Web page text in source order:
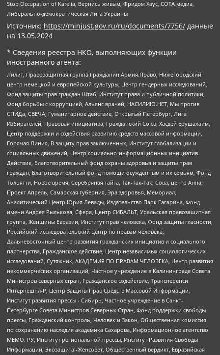
Stop Occupation of Karelia, Вернись живым, Фридом Хаус, СОТА медиа,
Либерально-демократическая Лига Украины
Источник: https://minjust.gov.ru/ru/documents/7756/ данные
на 13.05.2024
* Сведения реестра НКО, выполняющих функции
иностранного агента:
Лилит, Правозащитная группа Гражданин.Армия.Право, Нижегородский
центр немецкой и европейской культуры, Центр гендерных исследований,
Фонд защиты прав граждан Штаб, Институт права и публичной политики,
Фонд борьбы с коррупцией, Альянс врачей, НАСИЛИЮ.НЕТ, Мы против
СПИДа, СВЕЧА, Гуманитарное действие, Открытый Петербург, Лига
Избирателей, Правовая инициатива, Гражданский Союз, Хасдей Ерушалаим,
Центр поддержки и содействия развитию средств массовой информации,
Горячая Линия, В защиту прав заключенных, Институт глобализации и
социальных движений, Центр социально-информационных инициатив
Действие, Благотворительный фонд охраны здоровья и защиты прав
граждан, Благотворительный фонд помощи осужденным и их семьям, Фонд
Тольятти, Новое время, Серебряная тайга, Так-Так-Так, Сова, центр Анна,
Проект Апрель, Самарская губерния, Эра здоровья, Мемориал,
Аналитический Центр Юрия Левады, Издательство Парк Гагарина, Фонд
имени Андрея Рылькова, Сфера, Центр СИБАЛЬТ, Уральская правозащитная
группа, Женщины Евразии, Институт прав человека, Фонд защиты гласности,
Российский исследовательский центр по правам человека,
Дальневосточный центр развития гражданских инициатив и социального
партнерства, Гражданское действие, Центр независимых социологических
исследований, Сутяжник, АКАДЕМИЯ ПО ПРАВАМ ЧЕЛОВЕКА, Центр развития
некоммерческих организаций, Частное учреждение в Калининграде Совета
Министров северных стран, Гражданское содействие, Трансперенси
Интернешнл-Р, Центр Защиты Прав Средств Массовой Информации,
Институт развития прессы - Сибирь, Частное учреждение в Санкт-
Петербурге Совета Министров Северных Стран, Фонд поддержки свободы
прессы, Гражданский контроль, Человек и Закон, Общественная комиссия
по сохранению наследия академика Сахарова, Информационное агентство
МЕМО. РУ, Институт региональной прессы, Институт Развития Свободы
Информации, Экозащита!-Женсовет, Общественный вердикт, Евразийская